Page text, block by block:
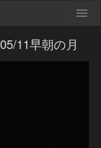
05/11早朝の月